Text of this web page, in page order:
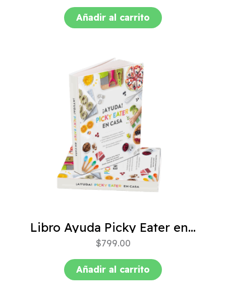
Añadir al carrito
Libro Ayuda Picky Eater en casa
$799.00
Añadir al carrito